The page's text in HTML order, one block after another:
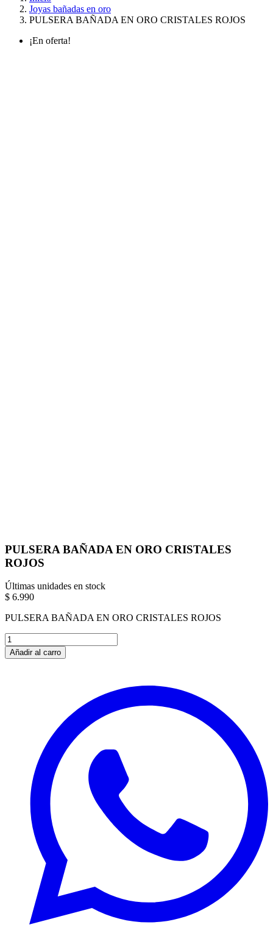
Joyas bañadas en oro
PULSERA BAÑADA EN ORO CRISTALES ROJOS
¡En oferta!
PULSERA BAÑADA EN ORO CRISTALES
ROJOS
Últimas unidades en stock
$ 6.990
PULSERA BAÑADA EN ORO CRISTALES ROJOS
Añadir al carro